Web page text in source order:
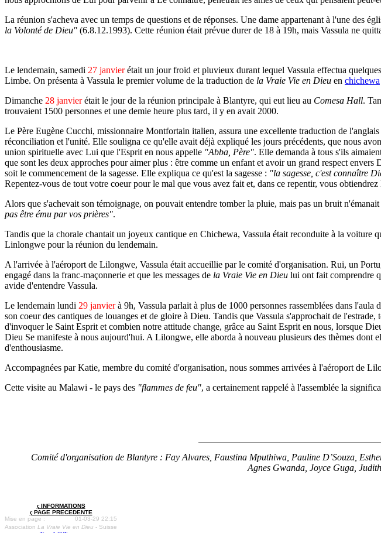
La réunion s'acheva avec un temps de questions et de réponses. Une dame appartenant à l'une des
la Volonté de Dieu" (6.8.12.1993). Cette réunion était prévue durer de 18 à 19h, mais Vassula ne
Le lendemain, samedi 27 janvierétait un jour froid et pluvieux durant lequel Vassula effectua
Limbe. On présenta à Vassula le premier volume de la traduction de la Vraie Vie en Dieu en chichewa
Dimanche 28 janvierétait le jour de la réunion principale à Blantyre, qui eut lieu au Comesa Hall.
trouvaient 1500 personnes et une demie heure plus tard, il y en avait 2000.
Le Père Eugène Cucchi, missionnaire Montfortain italien, assura une excellente traduction de
réconciliation et l'unité. Elle souligna ce qu'elle avait déjà expliqué les jours précédents, que nous
union spirituelle avec Lui que l'Esprit en nous appelle "Abba, Père". Elle demanda à tous s'ils
que sont les deux approches pour aimer plus : être comme un enfant et avoir un grand respect
soit le commencement de la sagesse. Elle expliqua ce qu'est la sagesse : "la sagesse, c'est connaître
Repentez-vous de tout votre coeur pour le mal que vous avez fait et, dans ce repentir, vous
Alors que s'achevait son témoignage, on pouvait entendre tomber la pluie, mais pas un bruit
pas être ému par vos prières".
Tandis que la chorale chantait un joyeux cantique en Chichewa, Vassula était reconduite à la
Linlongwe pour la réunion du lendemain.
A l'arrivée à l'aéroport de Lilongwe, Vassula était accueillie par le comité d'organisation. Rui, un
engagé dans la franc-maçonnerie et que les messages de la Vraie Vie en Dieu lui ont fait comprendre
avide d'entendre Vassula.
Le lendemain lundi 29 janvierà 9h, Vassula parlait à plus de 1000 personnes rassemblées dans
son coeur des cantiques de louanges et de gloire à Dieu. Tandis que Vassula s'approchait de
d'invoquer le Saint Esprit et combien notre attitude change, grâce au Saint Esprit en nous, lorsque
Dieu Se manifeste à nous aujourd'hui. A Lilongwe, elle aborda à nouveau plusieurs des thèmes dont
d'enthousiasme.
Accompagnées par Katie, membre du comité d'organisation, nous sommes arrivées à l'aéroport de
Cette visite au Malawi - le pays des "flammes de feu", a certainement rappelé à l'assemblée la
Comité d'organisation de Blantyre : Fay Alvares, Faustina Mputhiwa, Pauline D’Souza,
Agnes Gwanda, Joyce Guga,
çINFORMATIONS
çPAGE PRECEDENTE
Mise en page :
01-03-29 22:15
Association La Vraie Vie en Dieu - Suisse